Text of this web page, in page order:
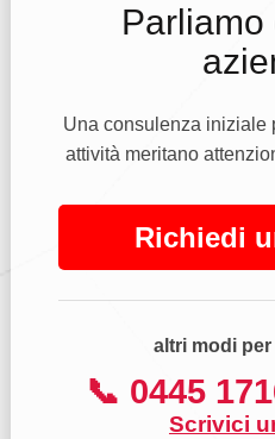
Parliamo
Una consulenza iniziale
attività meritano
Richiedi
altri modi
📞 0445
Scrivici